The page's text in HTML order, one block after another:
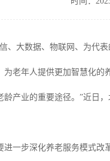
、大数据、物联网、为代
老年人提供更加智慧化
产业的重要途径。”近日
一步深化养老服务模式